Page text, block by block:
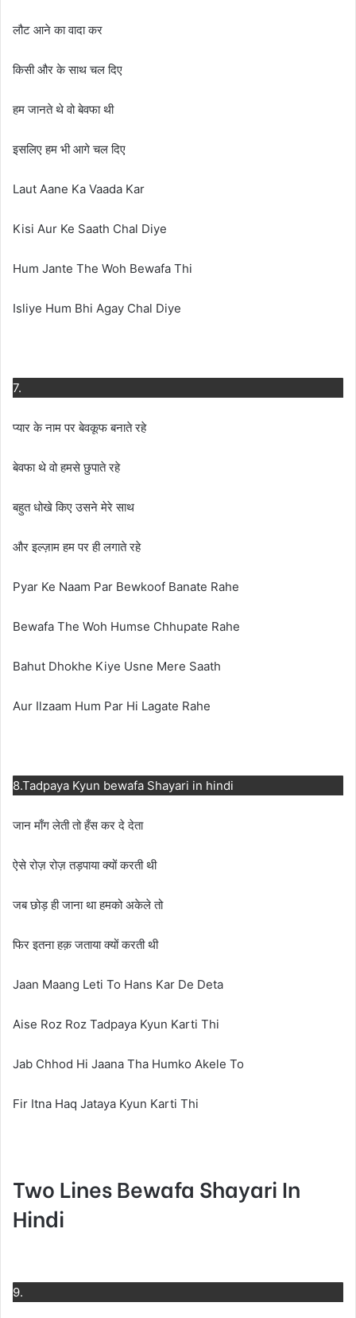
लौट आने का वादा कर
किसी और के साथ चल दिए
हम जानते थे वो बेवफा थी
इसलिए हम भी आगे चल दिए
Laut Aane Ka Vaada Kar
Kisi Aur Ke Saath Chal Diye
Hum Jante The Woh Bewafa Thi
Isliye Hum Bhi Agay Chal Diye
7.
प्यार के नाम पर बेवकूफ बनाते रहे
बेवफा थे वो हमसे छुपाते रहे
बहुत धोखे किए उसने मेरे साथ
और इल्ज़ाम हम पर ही लगाते रहे
Pyar Ke Naam Par Bewkoof Banate Rahe
Bewafa The Woh Humse Chhupate Rahe
Bahut Dhokhe Kiye Usne Mere Saath
Aur Ilzaam Hum Par Hi Lagate Rahe
8.Tadpaya Kyun bewafa Shayari in hindi
जान माँग लेती तो हँस कर दे देता
ऐसे रोज़ रोज़ तड़पाया क्यों करती थी
जब छोड़ ही जाना था हमको अकेले तो
फिर इतना हक़ जताया क्यों करती थी
Jaan Maang Leti To Hans Kar De Deta
Aise Roz Roz Tadpaya Kyun Karti Thi
Jab Chhod Hi Jaana Tha Humko Akele To
Fir Itna Haq Jataya Kyun Karti Thi
Two Lines Bewafa Shayari In
Hindi
9.